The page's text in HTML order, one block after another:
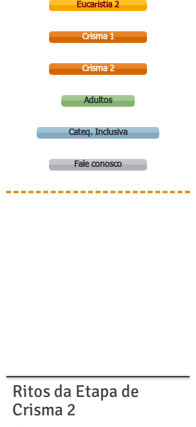
Eucaristia 2
Crisma 1
Crisma 2
Adultos
Cateq. Inclusiva
Fale conosco
Ritos da Etapa de
Crisma 2